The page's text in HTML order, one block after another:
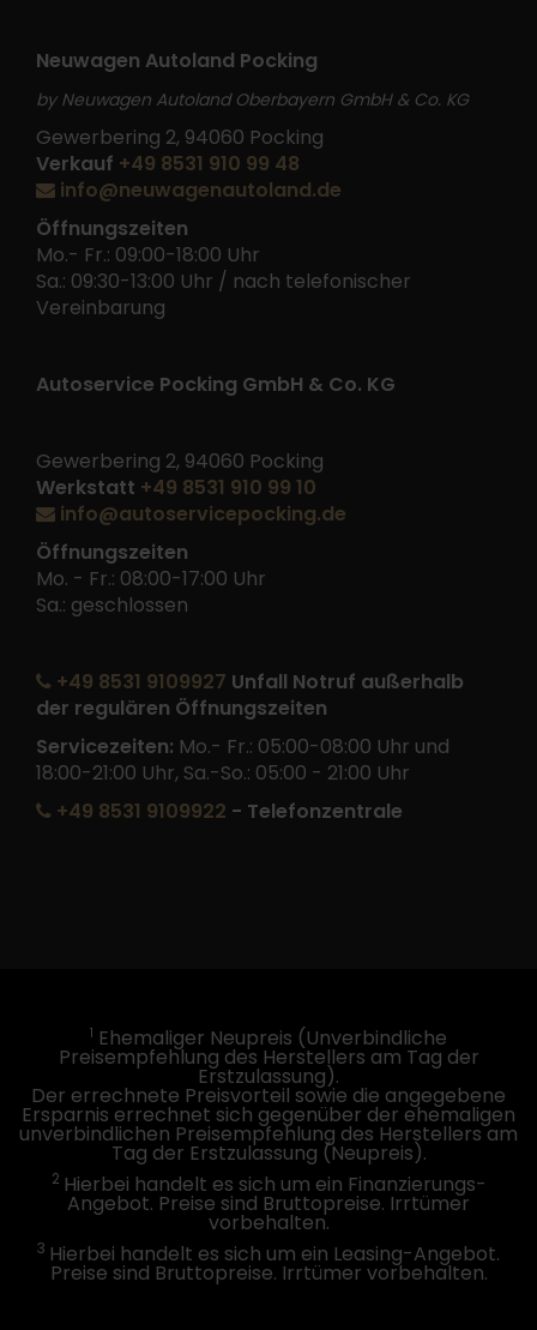
Neuwagen Autoland Pocking
by Neuwagen Autoland Oberbayern GmbH & Co. KG
Gewerbering 2, 94060 Pocking
Verkauf +49 8531 910 99 48
info@neuwagenautoland.de
Öffnungszeiten
Mo.- Fr.: 09:00-18:00 Uhr
Sa.: 09:30-13:00 Uhr / nach telefonischer
Vereinbarung
Autoservice Pocking GmbH & Co. KG
Gewerbering 2, 94060 Pocking
Werkstatt +49 8531 910 99 10
info@autoservicepocking.de
Öffnungszeiten
Mo. - Fr.: 08:00-17:00 Uhr
Sa.: geschlossen
+49 8531 9109927 Unfall Notruf außerhalb
der regulären Öffnungszeiten
Servicezeiten: Mo.- Fr.: 05:00-08:00 Uhr und
18:00-21:00 Uhr, Sa.-So.: 05:00 - 21:00 Uhr
+49 8531 9109922 - Telefonzentrale
1 Ehemaliger Neupreis (Unverbindliche
Preisempfehlung des Herstellers am Tag der
Erstzulassung).
Der errechnete Preisvorteil sowie die angegebene
Ersparnis errechnet sich gegenüber der ehemaligen
unverbindlichen Preisempfehlung des Herstellers am
Tag der Erstzulassung (Neupreis).
2 Hierbei handelt es sich um ein Finanzierungs-
Angebot. Preise sind Bruttopreise. Irrtümer
vorbehalten.
3 Hierbei handelt es sich um ein Leasing-Angebot.
Preise sind Bruttopreise. Irrtümer vorbehalten.